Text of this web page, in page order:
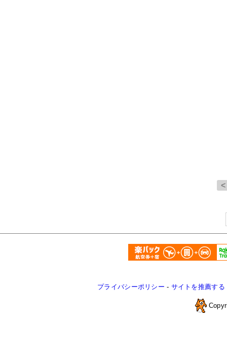
プライバシーポリシー - サイトを推薦する